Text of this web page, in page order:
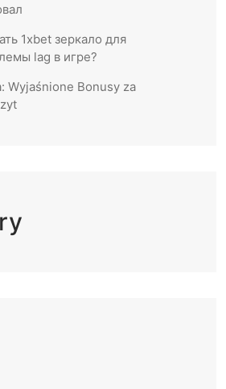
1xbet зеркало для
lag в игре?
Wyjaśnione Bonusy za